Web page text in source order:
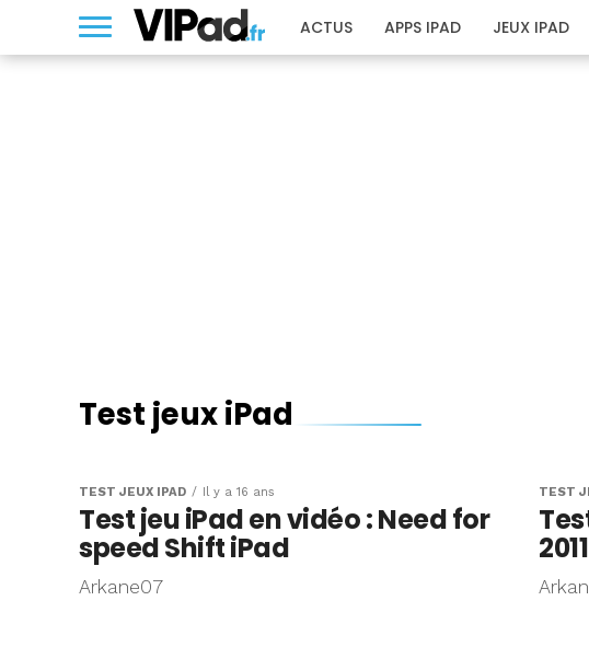
ACTUS APPS IPAD JEUX IPAD
Test jeux iPad
TEST JEUX IPAD Il y a 16 ans
Test jeu iPad en vidéo : Need for
speed Shift iPad
Arkane07
TEST